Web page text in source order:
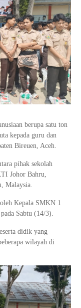
berupa satu ton
kepada guru dan
Bireuen Aceh
pihak sekolah
Johor Bahru
Malaysia
Kepala SMKN 1
Sabtu (14/3).
didik yang
wilayah di